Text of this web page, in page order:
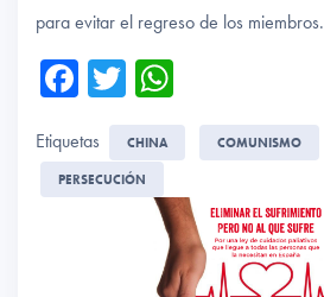
para evitar el regreso de los miembros.
Fa
ce
b
o
T
wi
tte
r
ha
ts
A
p
p
Etiquetas CHINA COMUNISMO
PERSECUCIÓN